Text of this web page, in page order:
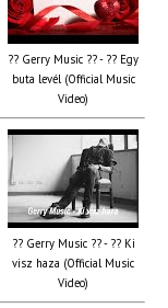
?? Gerry Music ?? - ?? Egy
buta levél (Official Music
Video)
?? Gerry Music ?? - ?? Ki
visz haza (Official Music
Video)